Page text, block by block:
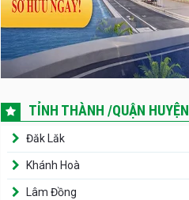
TỈNH THÀNH /QUẬN HUYỆN
Đăk Lăk
Khánh Hoà
Lâm Đồng